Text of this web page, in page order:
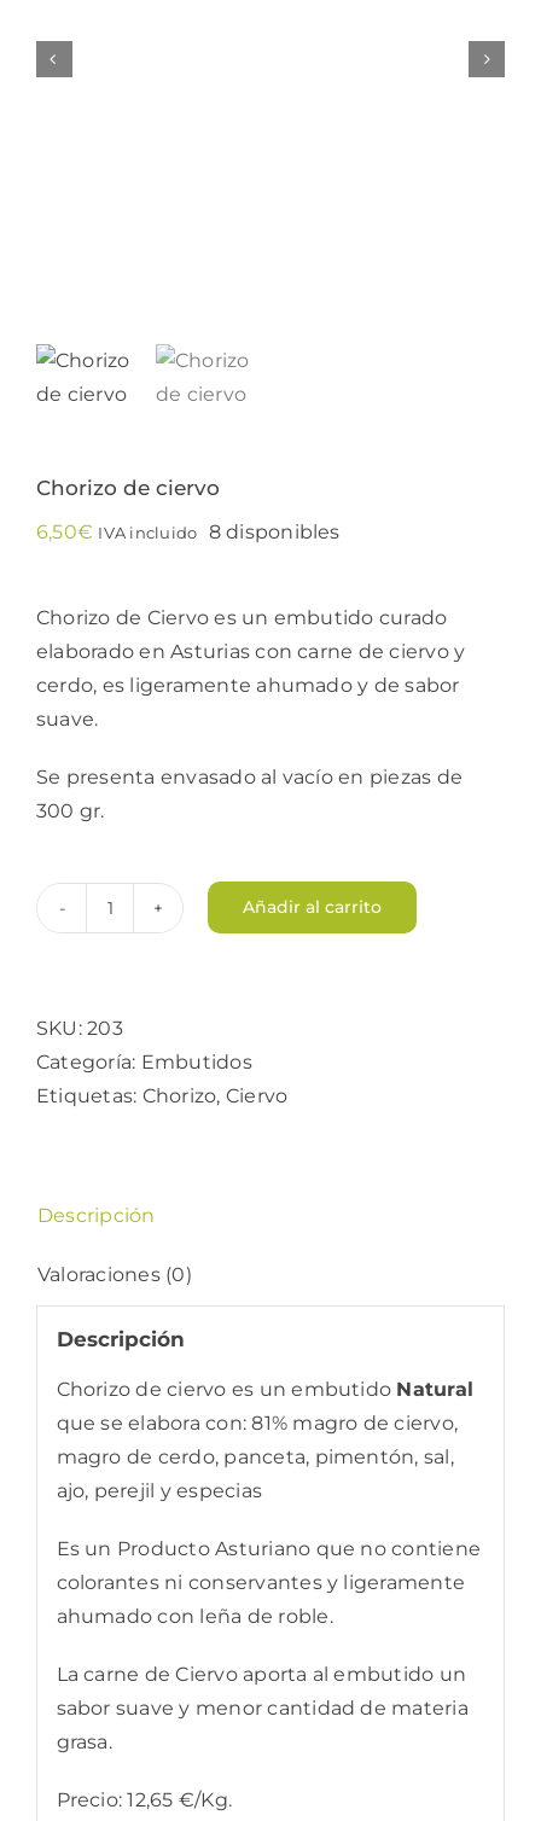
Chorizo de ciervo
6,50€ IVA incluido 8 disponibles
Chorizo de Ciervo es un embutido curado
elaborado en Asturias con carne de ciervo y
cerdo, es ligeramente ahumado y de sabor
suave.
Se presenta envasado al vacío en piezas de
300 gr.
Chorizo
cantidad
Añadir al carrito
SKU:203
Categoría: Embutidos
Etiquetas: Chorizo, Ciervo
Descripción
Valoraciones (0)
Descripción
Chorizo de ciervo es un embutido Natural
que se elabora con: 81% magro de ciervo,
magro de cerdo, panceta, pimentón, sal,
ajo, perejil y especias
Es un Producto Asturiano que no contiene
colorantes ni conservantes y ligeramente
ahumado con leña de roble.
La carne de Ciervo aporta al embutido un
sabor suave y menor cantidad de materia
grasa.
Precio: 12,65 €/Kg.